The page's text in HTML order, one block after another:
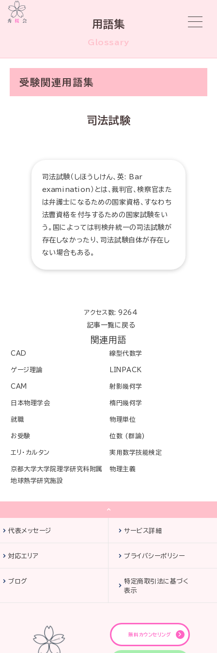
用語集
Glossary
受験関連用語集
司法試験
司法試験（しほうしけん、英: Bar
examination）とは、裁判官、検察官また
は弁護士になるための国家資格、すなわち
法曹資格を付与するための国家試験をい
う。国によっては判検弁統一の司法試験が
存在しなかったり、司法試験自体が存在し
ない場合もある。
アクセス数: 9264
記事一覧に戻る
関連用語
CAD 線型代数学
ゲージ理論 LINPACK
CAM 射影幾何学
日本物理学会 楕円幾何学
就職 物理単位
お受験 位数 (群論)
エリ・カルタン 実用数学技能検定
京都大学大学院理学研究科附属
地球熱学研究施設
物理主義
代表メッセージ サービス詳細
対応エリア プライバシーポリシー
ブログ
特定商取引法に基づく
表示
無料カウンセリング